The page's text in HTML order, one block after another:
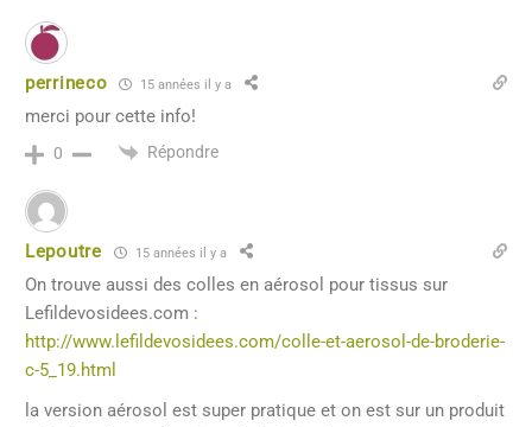
perrineco 15 années il y a
merci pour cette info!
0 Répondre
Lepoutre 15 années il y a
On trouve aussi des colles en aérosol pour tissus sur
Lefildevosidees.com :
http://www.lefildevosidees.com/colle-et-aerosol-de-broderie-
c-5_19.html
la version aérosol est super pratique et on est sur un produit